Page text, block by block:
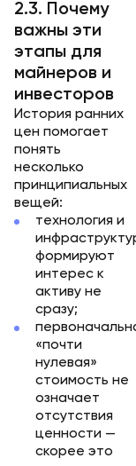
2.3. Почему
важны эти
этапы для
майнеров и
инвесторов
История ранних
цен помогает
понять
несколько
принципиальных
вещей:
технология и
формируют
интерес к
активу не
сразу;
«почти
нулевая»
стоимость не
означает
отсутствия
ценности —
скорее это